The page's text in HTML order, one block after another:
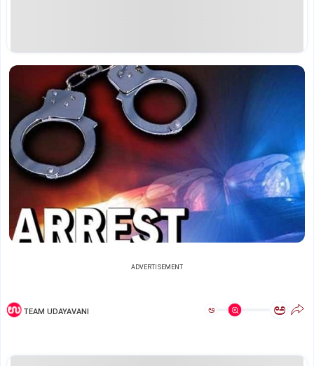
ADVERTISEMENT
TEAM UDAYAVANI ಅ ಅ